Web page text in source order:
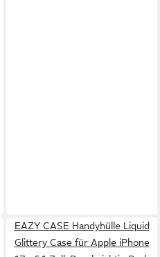
EAZY CASE Handyhülle Liquid
Glittery Case für Apple iPhone